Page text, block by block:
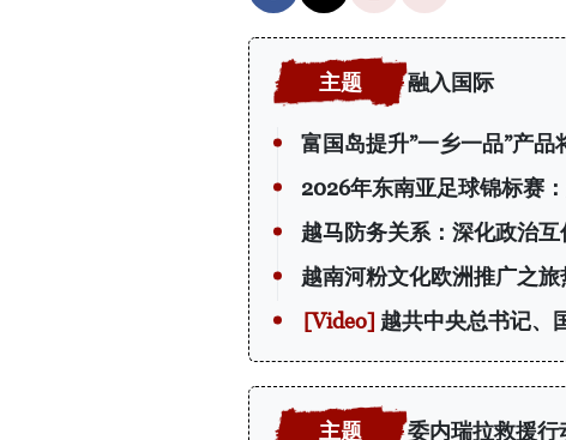
融入国际
富国岛提升”一乡一品”产
2026年东南亚足球锦标赛
越马防务关系：深化政治
越南河粉文化欧洲推广之
越共中央总书记、
委内瑞拉救援行